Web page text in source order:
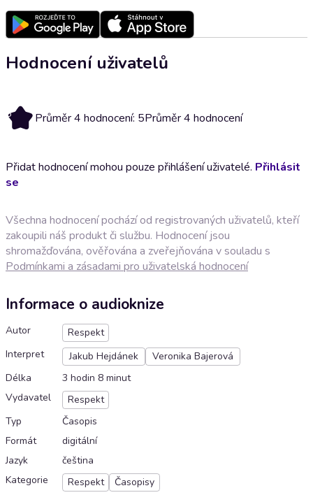
Hodnocení uživatelů
5 Průměr 4 hodnocení: 5Průměr 4 hodnocení
Přidat hodnocení mohou pouze přihlášení uživatelé. Přihlásit
se
Všechna hodnocení pochází od registrovaných uživatelů, kteří
zakoupili náš produkt či službu. Hodnocení jsou
shromažďována, ověřována a zveřejňována v souladu s
Podmínkami a zásadami pro uživatelská hodnocení
Informace o audioknize
Autor
Respekt
Interpret
Jakub Hejdánek
Veronika Bajerová
Délka
3 hodin 8 minut
Vydavatel
Respekt
Typ
Časopis
Formát
digitální
Jazyk
čeština
Kategorie
Respekt Časopisy